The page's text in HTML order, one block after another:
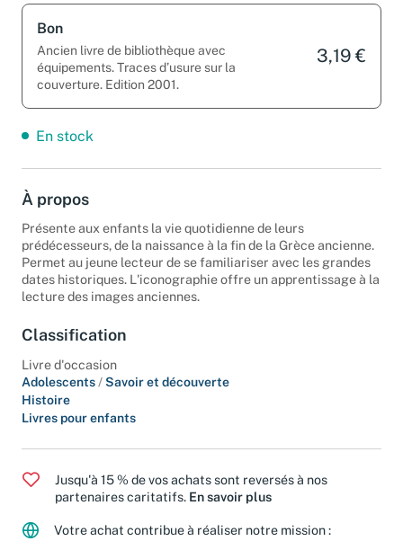
Bon
Ancien livre de bibliothèque avec
équipements. Traces d’usure sur la
couverture. Edition 2001.
3,19 €
En stock
À propos
Présente aux enfants la vie quotidienne de leurs
prédécesseurs, de la naissance à la fin de la Grèce ancienne.
Permet au jeune lecteur de se familiariser avec les grandes
dates historiques. L'iconographie offre un apprentissage à la
lecture des images anciennes.
Classification
Livre d'occasion
Adolescents /Savoir et découverte
Histoire
Livres pour enfants
Jusqu'à 15 % de vos achats sont reversés à nos
partenaires caritatifs. En savoir plus
Votre achat contribue à réaliser notre mission :